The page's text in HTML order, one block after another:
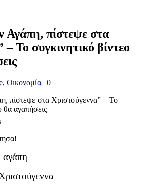
Αγάπη, πίστεψε στα
– Το συγκινητικό βίντεο
, Οικονομία | 0
αγάπη